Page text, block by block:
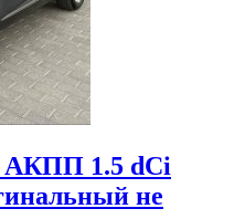
АКПП 1.5 dCi
не